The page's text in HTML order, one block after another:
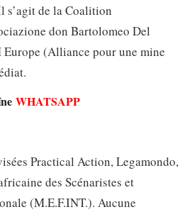
s’agit de la Coalition
don Bartolomeo Del
(Alliance pour une mine
WHATSAPP
Practical Action, Legamondo,
des Scénaristes et
(M.E.F.INT.). Aucune